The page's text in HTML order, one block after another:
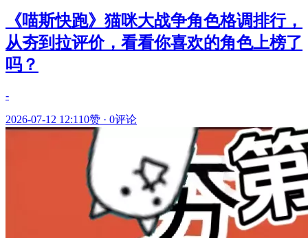
《喵斯快跑》猫咪大战争角色格调排行，
从夯到拉评价，看看你喜欢的角色上榜了
吗？
-
2026-07-12 12:110赞 · 0评论